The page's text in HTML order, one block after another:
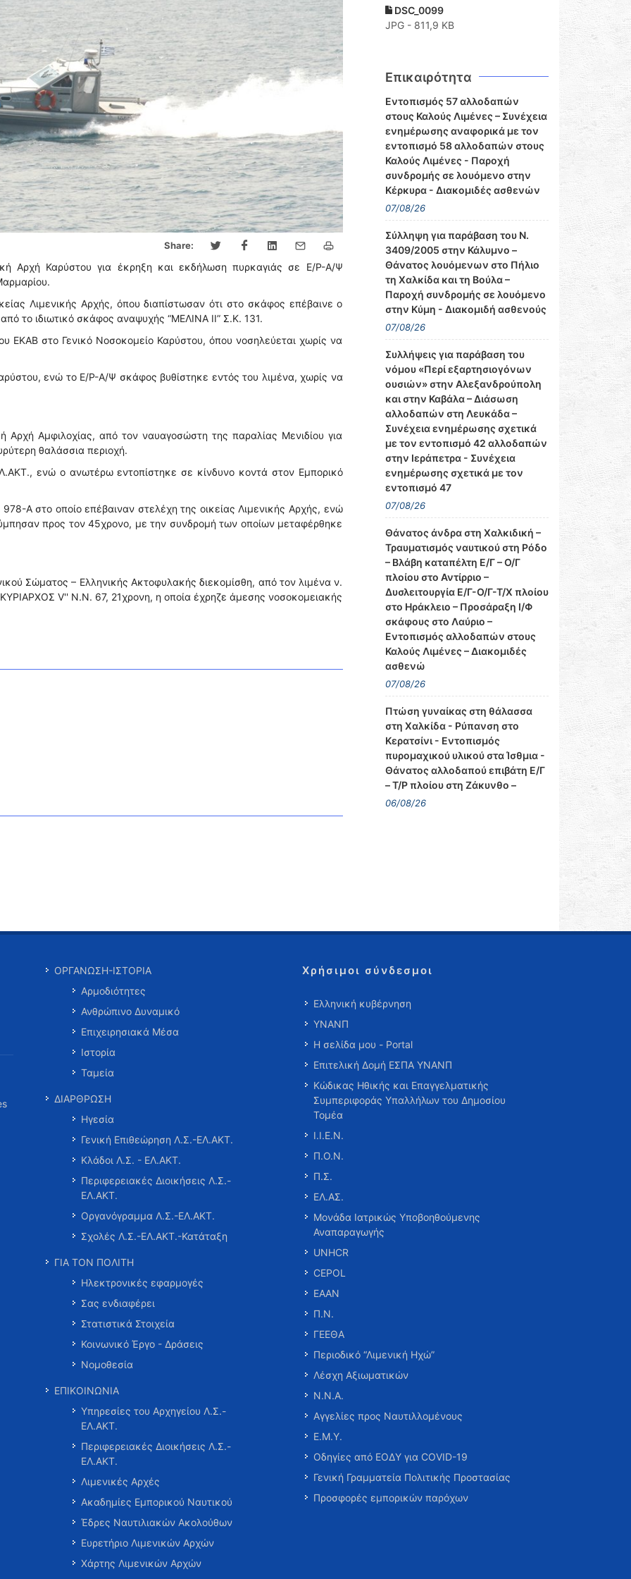
Share:
Αρχή Καρύστου για έκρηξη και εκδήλωση πυρκαγιάς σε Ε/Ρ-Α/Ψ
Λιμενικής Αρχής, όπου διαπίστωσαν ότι στο σκάφος επέβαινε ο
το ιδιωτικό σκάφος αναψυχής “ΜΕΛΙΝΑ ΙΙ” Σ.Κ. 131.
ΕΚΑΒ στο Γενικό Νοσοκομείο Καρύστου, όπου νοσηλεύεται χωρίς να
ενώ το Ε/Ρ-Α/Ψ σκάφος βυθίστηκε εντός του λιμένα, χωρίς να
Αμφιλοχίας, από τον ναυαγοσώστη της παραλίας Μενιδίου για
θαλάσσια περιοχή.
ενώ ο ανωτέρω εντοπίστηκε σε κίνδυνο κοντά στον Εμπορικό
Α στο οποίο επέβαιναν στελέχη της οικείας Λιμενικής Αρχής, ενώ
προς τον 45χρονο, με την συνδρομή των οποίων μεταφέρθηκε
Σώματος – Ελληνικής Ακτοφυλακής διεκομίσθη, από τον λιμένα ν.
V'' Ν.N. 67, 21χρονη, η οποία έχρηζε άμεσης νοσοκομειακής
DSC_0099
JPG - 811,9 KB
Επικαιρότητα
Εντοπισμός 57 αλλοδαπών
στους Καλούς Λιμένες – Συνέχεια
ενημέρωσης αναφορικά με τον
εντοπισμό 58 αλλοδαπών στους
Καλούς Λιμένες - Παροχή
συνδρομής σε λουόμενο στην
Κέρκυρα - Διακομιδές ασθενών
07/08/26
Σύλληψη για παράβαση του Ν.
3409/2005 στην Κάλυμνο –
Θάνατος λουόμενων στο Πήλιο
τη Χαλκίδα και τη Βούλα –
Παροχή συνδρομής σε λουόμενο
στην Κύμη - Διακομιδή ασθενούς
07/08/26
Συλλήψεις για παράβαση του
νόμου «Περί εξαρτησιογόνων
ουσιών» στην Αλεξανδρούπολη
και στην Καβάλα – Διάσωση
αλλοδαπών στη Λευκάδα –
Συνέχεια ενημέρωσης σχετικά
με τον εντοπισμό 42 αλλοδαπών
στην Ιεράπετρα - Συνέχεια
ενημέρωσης σχετικά με τον
εντοπισμό 47
07/08/26
Θάνατος άνδρα στη Χαλκιδική –
Τραυματισμός ναυτικού στη Ρόδο
– Βλάβη καταπέλτη Ε/Γ – Ο/Γ
πλοίου στο Αντίρριο –
Δυσλειτουργία Ε/Γ-Ο/Γ-Τ/Χ πλοίου
στο Ηράκλειο – Προσάραξη Ι/Φ
σκάφους στο Λαύριο –
Εντοπισμός αλλοδαπών στους
Καλούς Λιμένες – Διακομιδές
ασθενώ
07/08/26
Πτώση γυναίκας στη θάλασσα
στη Χαλκίδα - Ρύπανση στο
Κερατσίνι - Εντοπισμός
πυρομαχικού υλικού στα Ίσθμια -
Θάνατος αλλοδαπού επιβάτη Ε/Γ
– Τ/Ρ πλοίου στη Ζάκυνθο –
06/08/26
ΟΡΓΑΝΩΣΗ-ΙΣΤΟΡΙΑ
Αρμοδιότητες
Ανθρώπινο Δυναμικό
Επιχειρησιακά Μέσα
Ιστορία
Ταμεία
ΔΙΑΡΘΡΩΣΗ
Ηγεσία
Γενική Επιθεώρηση Λ.Σ.-ΕΛ.ΑΚΤ.
Κλάδοι Λ.Σ. - ΕΛ.ΑΚΤ.
Περιφερειακές Διοικήσεις Λ.Σ.-
ΕΛ.ΑΚΤ.
Οργανόγραμμα Λ.Σ.-ΕΛ.ΑΚΤ.
Σχολές Λ.Σ.-ΕΛ.ΑΚΤ.-Κατάταξη
ΓΙΑ ΤΟΝ ΠΟΛΙΤΗ
Ηλεκτρονικές εφαρμογές
Σας ενδιαφέρει
Στατιστικά Στοιχεία
Κοινωνικό Έργο - Δράσεις
Νομοθεσία
ΕΠΙΚΟΙΝΩΝΙΑ
Υπηρεσίες του Αρχηγείου Λ.Σ.-
ΕΛ.ΑΚΤ.
Περιφερειακές Διοικήσεις Λ.Σ.-
ΕΛ.ΑΚΤ.
Λιμενικές Αρχές
Ακαδημίες Εμπορικού Ναυτικού
Έδρες Ναυτιλιακών Ακολούθων
Ευρετήριο Λιμενικών Αρχών
Χάρτης Λιμενικών Αρχών
Χρήσιμοι σύνδεσμοι
Ελληνική κυβέρνηση
ΥΝΑΝΠ
Η σελίδα μου - Portal
Επιτελική Δομή ΕΣΠΑ ΥΝΑΝΠ
Κώδικας Ηθικής και Επαγγελματικής
Συμπεριφοράς Υπαλλήλων του Δημοσίου
Τομέα
Ι.Ι.Ε.Ν.
Π.Ο.Ν.
Π.Σ.
ΕΛ.ΑΣ.
Μονάδα Ιατρικώς Υποβοηθούμενης
Αναπαραγωγής
UNHCR
CEPOL
ΕΑΑΝ
Π.Ν.
ΓΕΕΘΑ
Περιοδικό “Λιμενική Ηχώ”
Λέσχη Αξιωματικών
Ν.Ν.Α.
Αγγελίες προς Ναυτιλλομένους
Ε.Μ.Υ.
Οδηγίες από ΕΟΔΥ για COVID-19
Γενική Γραμματεία Πολιτικής Προστασίας
Προσφορές εμπορικών παρόχων